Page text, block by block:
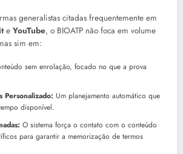
generalistas citadas frequentemente em
e YouTube, o BIOATP não foca em volume
sim em:
sem enrolação, focado no que a prova
Personalizado: Um planejamento automático que
disponível.
O sistema força o contato com o conteúdo
para garantir a memorização de termos